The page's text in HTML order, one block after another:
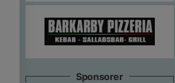
Sponsorer